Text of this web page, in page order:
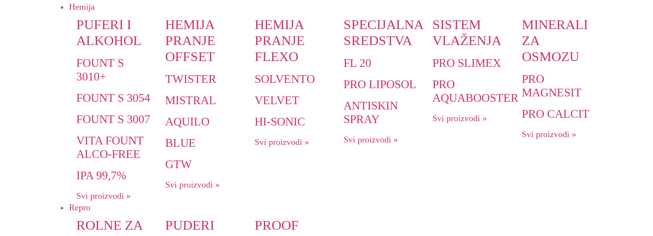
Hemija
PUFERI I
ALKOHOL
FOUNT S
3010+
FOUNT S 3054
FOUNT S 3007
VITA FOUNT
ALCO-FREE
IPA 99,7%
Svi proizvodi »
HEMIJA
PRANJE
OFFSET
TWISTER
MISTRAL
AQUILO
BLUE
GTW
Svi proizvodi »
HEMIJA
PRANJE
FLEXO
SOLVENTO
VELVET
HI-SONIC
Svi proizvodi »
SPECIJALNA
SREDSTVA
FL 20
PRO LIPOSOL
ANTISKIN
SPRAY
Svi proizvodi »
SISTEM
VLAŽENJA
PRO SLIMEX
PRO
AQUABOOSTER
Svi proizvodi »
MINERALI
ZA
OSMOZU
PRO
MAGNESIT
PRO CALCIT
Svi proizvodi »
Repro
ROLNE ZA
PUDERI
PROOF